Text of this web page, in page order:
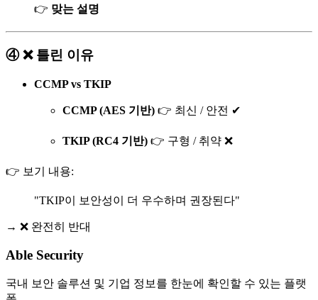
👉 맞는 설명
④ ❌ 틀린 이유
CCMP vs TKIP
CCMP (AES 기반) 👉 최신 / 안전 ✔
TKIP (RC4 기반) 👉 구형 / 취약 ❌
👉 보기 내용:
"TKIP이 보안성이 더 우수하며 권장된다"
→ ❌ 완전히 반대
Able Security
국내 보안 솔루션 및 기업 정보를 한눈에 확인할 수 있는 플랫